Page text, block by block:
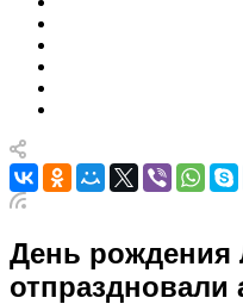
День рождения
отпраздновали